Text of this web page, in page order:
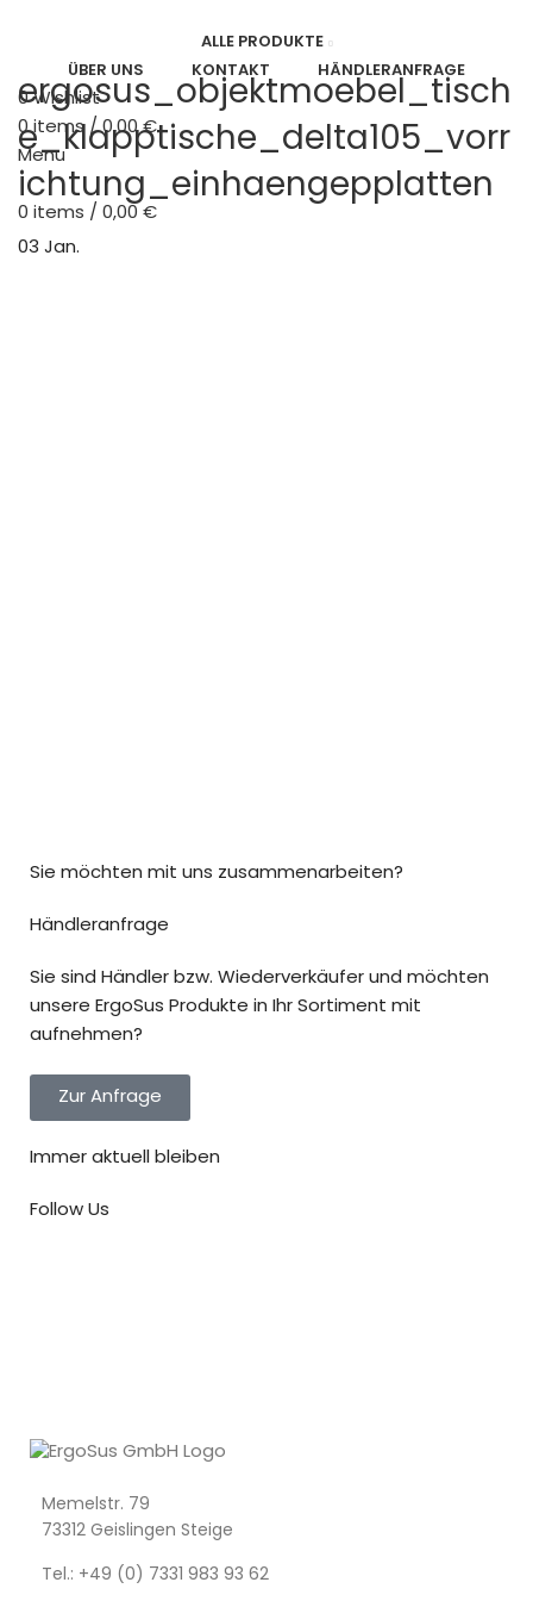
ALLE PRODUKTE
ÜBER UNS
KONTAKT HÄNDLERANFRAGE
0Wishlist
0items/0,00€
Menu
0 items / 0,00€
ergosus_objektmoebel_tisch
e_klapptische_delta105_vorr
ichtung_einhaengepplatten
03 Jan.
Sie möchten mit uns zusammenarbeiten?
Händleranfrage
Sie sind Händler bzw. Wiederverkäufer und möchten
unsere ErgoSus Produkte in Ihr Sortiment mit
aufnehmen?
Zur Anfrage
Immer aktuell bleiben
Follow Us
Memelstr. 79
73312 Geislingen Steige
Tel.: +49 (0) 7331 983 93 62